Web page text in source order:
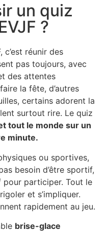
un quiz
?
c’est réunir des
pas toujours, avec
des attentes
la fête, d’autres
certains adorent la
surtout rire. Le quiz
tout le monde sur un
minute.
ou sportives,
besoin d’être sportif,
participer. Tout le
et s’impliquer.
rapidement au jeu.
brise-glace